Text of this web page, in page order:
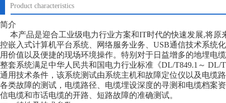
Product characteristics
简介
本产品是迎合工业级电力行业方案和IT时代的快速发展,将原
控嵌入式计算机平台系统、网络服务业务、USB通信技术系统
用价值以及便捷的现场环境操作。特别对于日益增多的地埋电
整套系统满足中华人民共和国电力行业标准《DL/T849.1～ DL/
通用技术条件，该系统测试由系统主机和故障定位仪以及电缆
各类故障的测试，电缆路径、电缆埋设深度的寻测和电缆档案
信电缆和市话电缆的开路、短路故障的准确测试。